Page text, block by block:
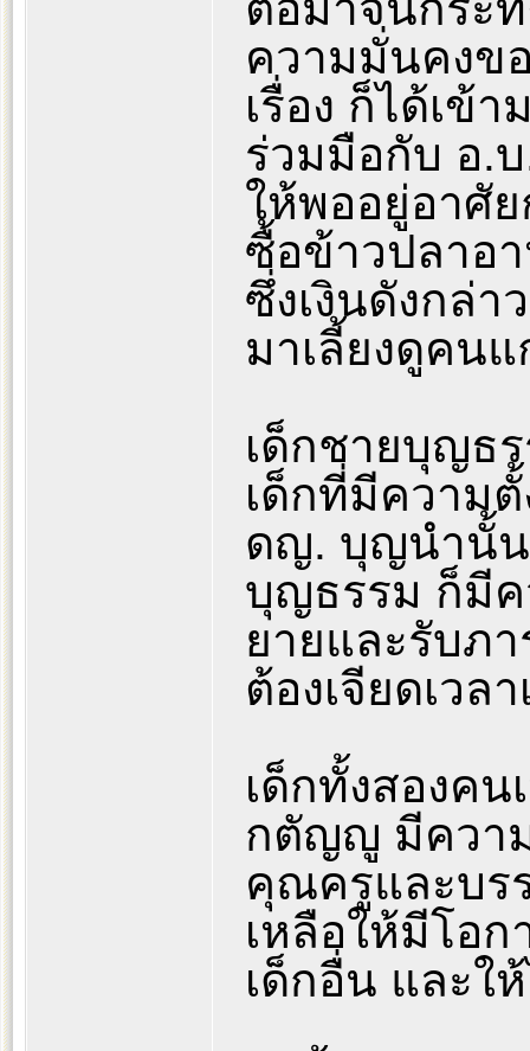
ความมั่นคงข
เรื่อง ก็ได้เข้
ร่วมมือกับ อ.
ให้พออยู่อาศั
ซื้อข้าวปลาอ
ซึ่งเงินดังกล่
มาเลี้ยงดูคน
เด็กชายบุญธ
เด็กที่มีความตั้
ดญ. บุญนำนั้น
บุญธรรม ก็มีค
ยายและรับภ
ต้องเจียดเวล
เด็กทั้งสองค
กตัญญู มีควา
คุณครูและบร
เหลือให้มีโอก
เด็กอื่น และใ